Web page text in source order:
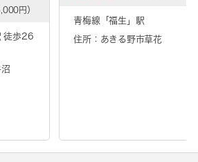
円）
徒歩26
青梅線「福生 」駅
住所：あきる野市草花